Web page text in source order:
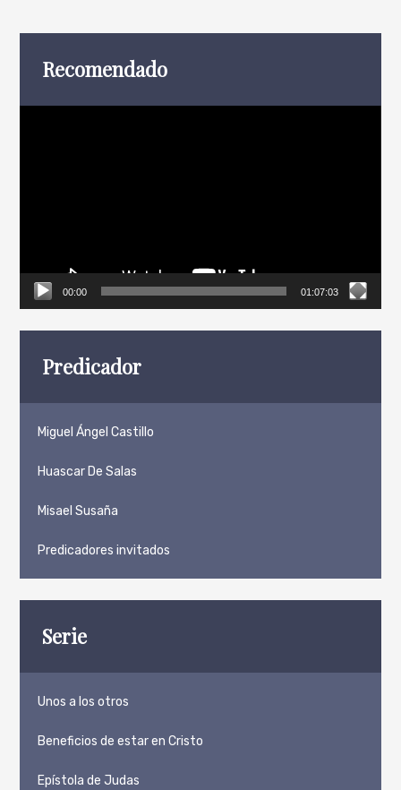
Recomendado
00:00 01:07:03
Predicador
Miguel Ángel Castillo
Huascar De Salas
Misael Susaña
Predicadores invitados
Serie
Unos a los otros
Beneficios de estar en Cristo
Epístola de Judas